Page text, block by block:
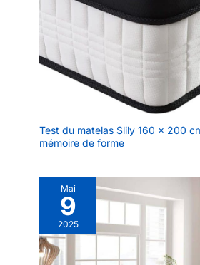
Test du matelas Slily 160 x 200
mémoire de forme
Mai
9
2025